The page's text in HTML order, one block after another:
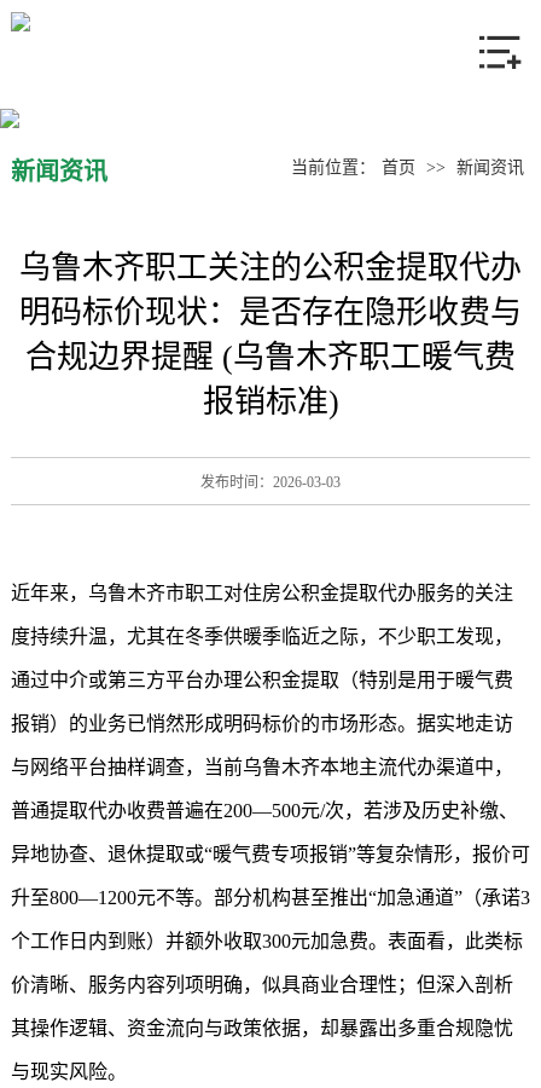
产品中心
联系我们
新闻资讯 当前位置： 首页 >> 新闻资讯
乌鲁木齐职工关注的公积金提取代办
明码标价现状：是否存在隐形收费与
合规边界提醒 (乌鲁木齐职工暖气费
报销标准)
发布时间：2026-03-03
近年来，乌鲁木齐市职工对住房公积金提取代办服务的关注
度持续升温，尤其在冬季供暖季临近之际，不少职工发现，
通过中介或第三方平台办理公积金提取（特别是用于暖气费
报销）的业务已悄然形成明码标价的市场形态。据实地走访
与网络平台抽样调查，当前乌鲁木齐本地主流代办渠道中，
普通提取代办收费普遍在200—500元/次，若涉及历史补缴、
异地协查、退休提取或“暖气费专项报销”等复杂情形，报价可
升至800—1200元不等。部分机构甚至推出“加急通道”（承诺3
个工作日内到账）并额外收取300元加急费。表面看，此类标
价清晰、服务内容列项明确，似具商业合理性；但深入剖析
其操作逻辑、资金流向与政策依据，却暴露出多重合规隐忧
与现实风险。